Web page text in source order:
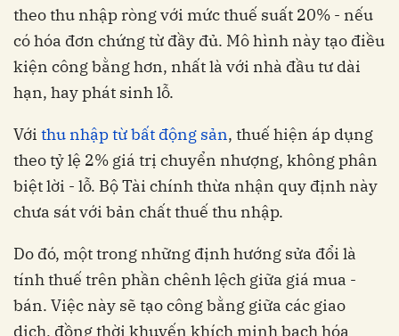
theo thu nhập ròng với mức thuế suất 20% - nếu
có hóa đơn chứng từ đầy đủ. Mô hình này tạo điều
kiện công bằng hơn, nhất là với nhà đầu tư dài
hạn, hay phát sinh lỗ.
Với thu nhập từ bất động sản, thuế hiện áp dụng
theo tỷ lệ 2% giá trị chuyển nhượng, không phân
biệt lời - lỗ. Bộ Tài chính thừa nhận quy định này
chưa sát với bản chất thuế thu nhập.
Do đó, một trong những định hướng sửa đổi là
tính thuế trên phần chênh lệch giữa giá mua -
bán. Việc này sẽ tạo công bằng giữa các giao
dịch, đồng thời khuyến khích minh bạch hóa